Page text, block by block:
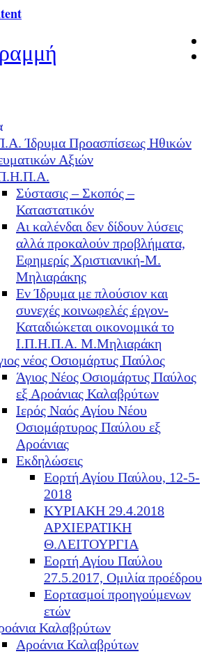
Ίδρυμα Προασπίσεως Ηθικών
Αξιών
Σύστασις – Σκοπός –
Καταστατικόν
Αι καλένδαι δεν δίδουν λύσεις
αλλά προκαλούν προβλήματα,
Εφημερίς Χριστιανική-Μ.
Μηλιαράκης
Εν Ίδρυμα με πλούσιον και
συνεχές κοινωφελές έργον-
Καταδιώκεται οικονομικά το
Ι.Π.Η.Π.Α. Μ.Μηλιαράκη
νέος Οσιομάρτυς Παύλος
Άγιος Νέος Οσιομάρτυς Παύλος
εξ Αροάνιας Καλαβρύτων
Ιερός Ναός Αγίου Νέου
Οσιομάρτυρος Παύλου εξ
Αροάνιας
Εκδηλώσεις
Εορτή Αγίου Παύλου, 12-5-
2018
ΚΥΡΙΑΚΗ 29.4.2018
ΑΡΧΙΕΡΑΤΙΚΗ
Θ.ΛΕΙΤΟΥΡΓΙΑ
Εορτή Αγίου Παύλου
27.5.2017, Ομιλία προέδρου
Εορτασμοί προηγούμενων
ετών
Καλαβρύτων
Αροάνια Καλαβρύτων